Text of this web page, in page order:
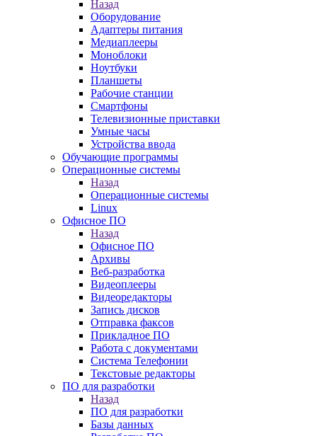
Назад
Оборудование
Адаптеры питания
Медиаплееры
Моноблоки
Ноутбуки
Планшеты
Рабочие станции
Смартфоны
Телевизионные приставки
Умные часы
Устройства ввода
Обучающие программы
Операционные системы
Назад
Операционные системы
Linux
Офисное ПО
Назад
Офисное ПО
Архивы
Веб-разработка
Видеоплееры
Видеоредакторы
Запись дисков
Отправка факсов
Прикладное ПО
Работа с документами
Система Телефонии
Текстовые редакторы
ПО для разработки
Назад
ПО для разработки
Базы данных